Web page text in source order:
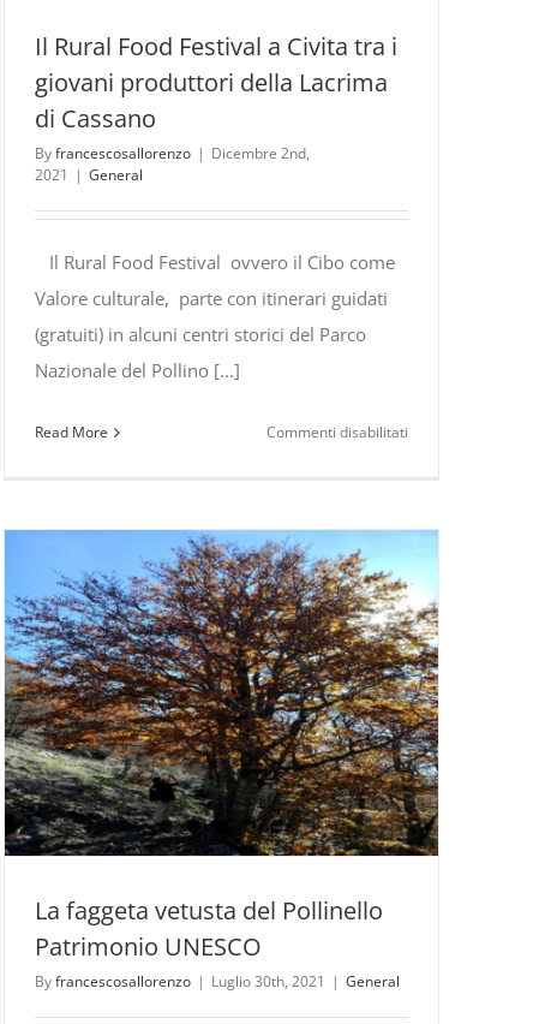
Il Rural Food Festival a Civita tra i
giovani produttori della Lacrima
di Cassano
Byfrancescosallorenzo | Dicembre 2nd,
2021 | General
Il Rural Food Festival ovvero il Cibo come
Valore culturale, parte con itinerari guidati
(gratuiti) in alcuni centri storici del Parco
Nazionale del Pollino [...]
Read More Commenti disabilitati
a
Civita
tra
i
giovani
produttori
della
Lacrima
di
Cassano
La faggeta vetusta del Pollinello
Patrimonio UNESCO
Byfrancescosallorenzo | Luglio 30th, 2021 | General